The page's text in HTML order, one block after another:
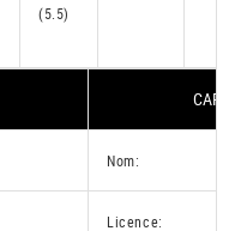
(5.5)
Nom:
Licence: